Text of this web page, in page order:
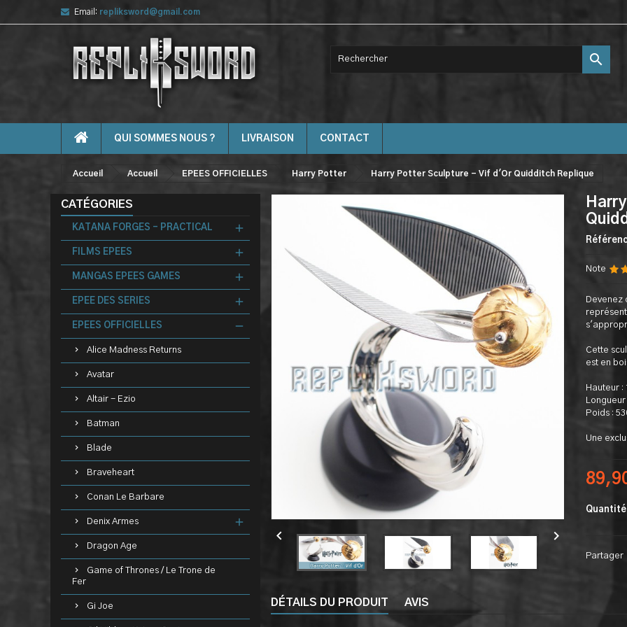
Email: repliksword@gmail.com

QUI SOMMES NOUS ? LIVRAISON CONTACT
Accueil Accueil EPEES OFFICIELLES Harry Potter Harry Potter Sculpture - Vif d'Or Quidditch Replique
CATÉGORIES
KATANA FORGES - PRACTICAL
FILMS EPEES
MANGAS EPEES GAMES
EPEE DES SERIES
EPEES OFFICIELLES
Alice Madness Returns
Avatar
Altair - Ezio
Batman
Blade
Braveheart
Conan Le Barbare
Denix Armes
Dragon Age
Game of Thrones / Le Trone de
Fer
Gi Joe
 
Note
Devenez
Cette
est en
Hauteur :
Poids :
Une
Quantité
Partager
DÉTAILS DU PRODUIT AVIS